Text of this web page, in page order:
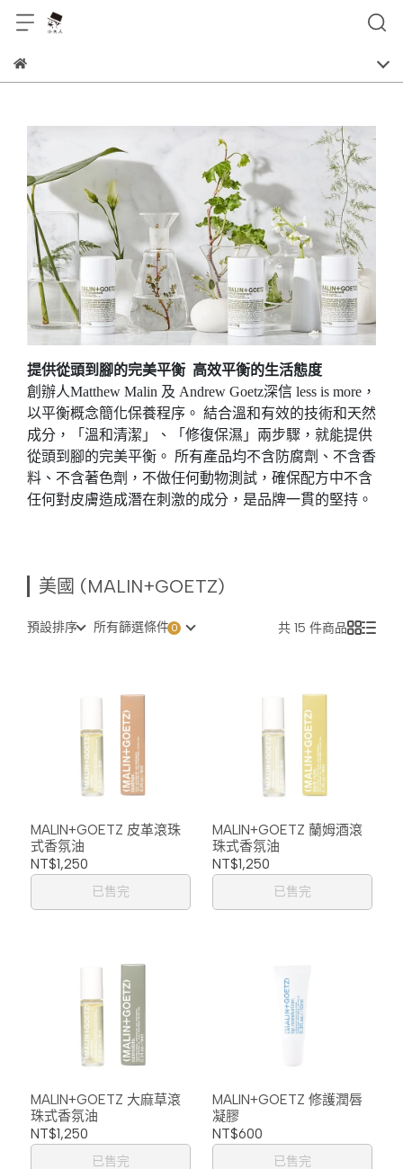
提供從頭到腳的完美平衡 高效平衡的生活態度
創辦人Matthew Malin 及 Andrew Goetz深信 less is more，
以平衡概念簡化保養程序。 結合溫和有效的技術和天然
成分，「溫和清潔」、「修復保濕」兩步驟，就能提供
從頭到腳的完美平衡。 所有產品均不含防腐劑、不含香
料、不含著色劑，不做任何動物測試，確保配方中不含
任何對皮膚造成潛在刺激的成分，是品牌一貫的堅持。
美國 (MALIN+GOETZ)
預設排序 所有篩選條件 共 15 件商品
MALIN+GOETZ 皮革滾珠
式香氛油
NT$1,250
已售完
MALIN+GOETZ 蘭姆酒滾
珠式香氛油
NT$1,250
已售完
MALIN+GOETZ 大麻草滾
珠式香氛油
NT$1,250
已售完
MALIN+GOETZ 修護潤唇
凝膠
NT$600
已售完